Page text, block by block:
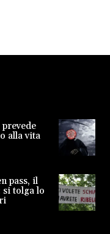
alla vita
pass, il
si tolga lo